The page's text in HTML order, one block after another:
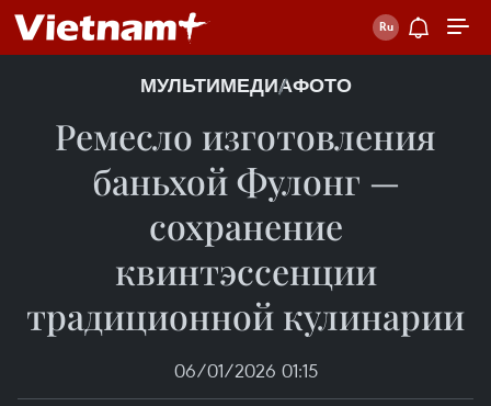
МУЛЬТИМЕДИАФОТО
Ремесло изготовления
баньхой Фулонг —
сохранение
квинтэссенции
традиционной кулинарии
06/01/2026 01:15